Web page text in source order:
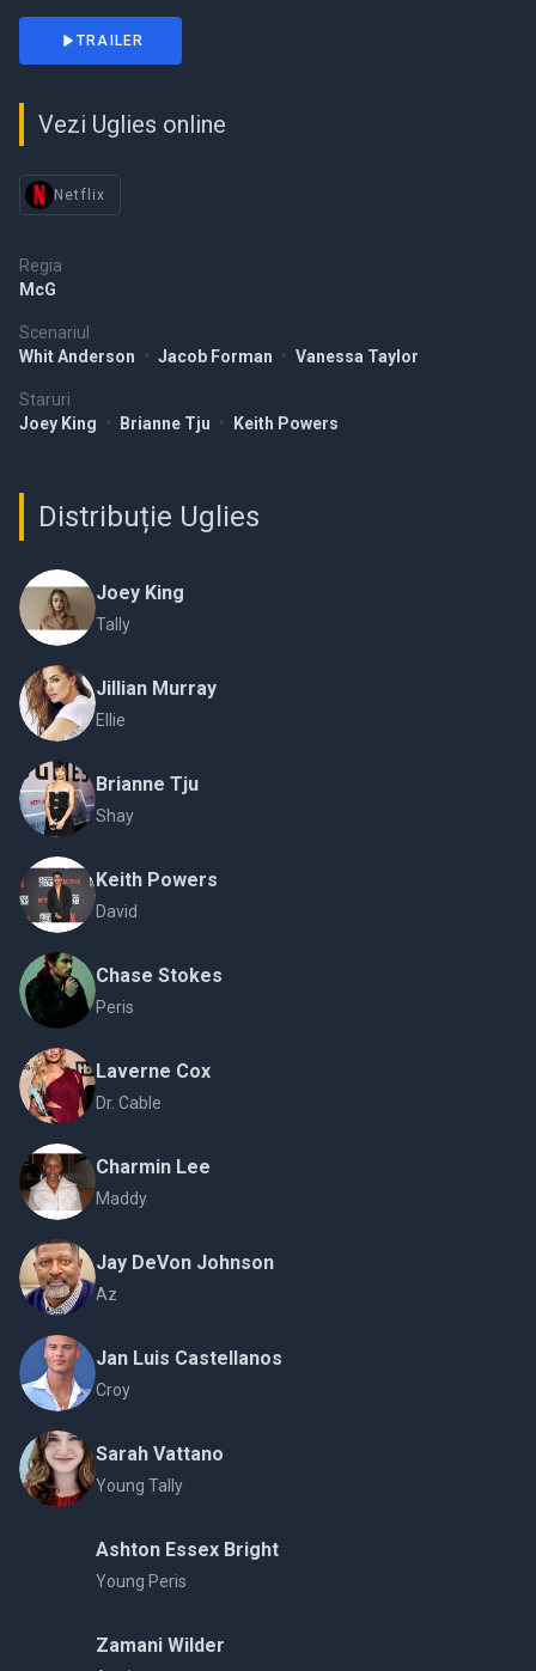
Regia
McG
Scenariul
Whit Anderson • Jacob Forman • Vanessa Taylor
Staruri
Joey King • Brianne Tju • Keith Powers
TRAILER
Vezi Uglies online
Netflix
Distribuție Uglies
Joey King
Tally
Jillian Murray
Ellie
Brianne Tju
Shay
Keith Powers
David
Chase Stokes
Peris
Laverne Cox
Dr. Cable
Charmin Lee
Maddy
Jay DeVon Johnson
Az
Jan Luis Castellanos
Croy
Sarah Vattano
Young Tally
Ashton Essex Bright
Young Peris
Zamani Wilder